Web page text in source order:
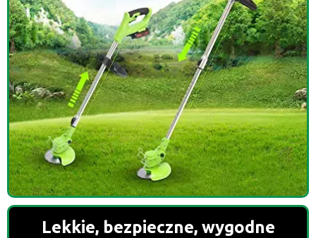
Lekkie, bezpieczne, wygodne